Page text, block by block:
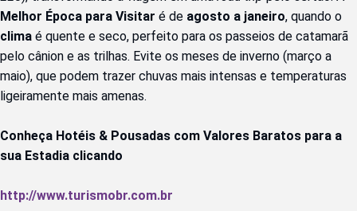
Melhor Época para Visitar é de agosto a janeiro
clima é quente e seco, perfeito para os passeios de catamarã
pelo cânion e as trilhas. Evite os meses de inverno (março a
maio), que podem trazer chuvas mais intensas e temperaturas
ligeiramente mais amenas.
Conheça Hotéis & Pousadas com Valores Baratos para a
sua Estadia clicando
http://www.turismobr.com.br